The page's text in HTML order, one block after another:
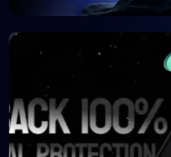
Crypto P2P Lending vs.
A 2026 Comparison